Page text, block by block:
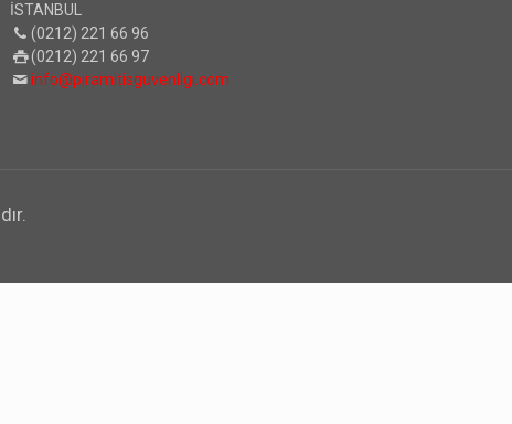
İSTANBUL
(0212) 221 66 96
(0212) 221 66 97
info@piramitisguvenligi.com